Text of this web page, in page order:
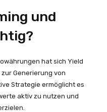
und
hat sich Yield
Generierung von
Strategie ermöglicht es
aktiv zu nutzen und